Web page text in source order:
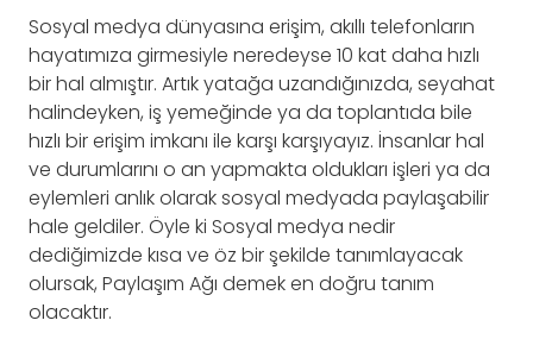
Sosyal medya dünyasına erişim, akıllı telefonların
hayatımıza girmesiyle neredeyse 10 kat daha hızlı
bir hal almıştır. Artık yatağa uzandığınızda, seyahat
halindeyken, iş yemeğinde ya da toplantıda bile
hızlı bir erişim imkanı ile karşı karşıyayız. İnsanlar hal
ve durumlarını o an yapmakta oldukları işleri ya da
eylemleri anlık olarak sosyal medyada paylaşabilir
hale geldiler. Öyle ki Sosyal medya nedir
dediğimizde kısa ve öz bir şekilde tanımlayacak
olursak, Paylaşım Ağı demek en doğru tanım
olacaktır.